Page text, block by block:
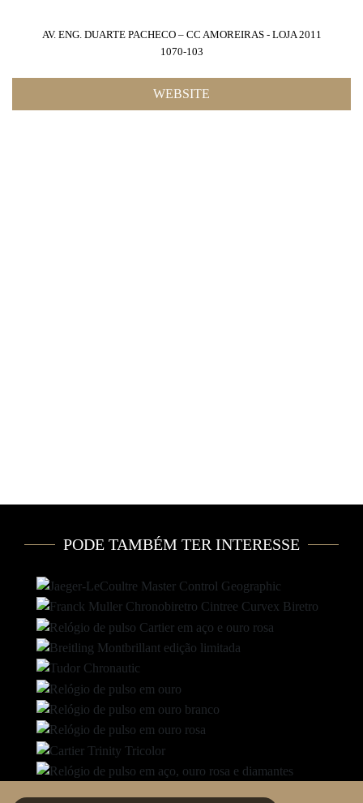
AV. ENG. DUARTE PACHECO – CC AMOREIRAS - LOJA 2011
1070-103
WEBSITE
PODE TAMBÉM TER INTERESSE